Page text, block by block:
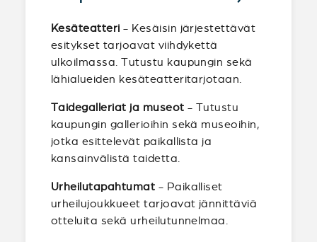
Kesäteatteri - Kesäisin järjestettävät
esitykset tarjoavat viihdykettä
ulkoilmassa. Tutustu kaupungin sekä
lähialueiden kesäteatteritarjotaan.
Taidegalleriat ja museot - Tutustu
kaupungin gallerioihin sekä museoihin,
jotka esittelevät paikallista ja
kansainvälistä taidetta.
Urheilutapahtumat - Paikalliset
urheilujoukkueet tarjoavat jännittäviä
otteluita sekä urheilutunnelmaa.